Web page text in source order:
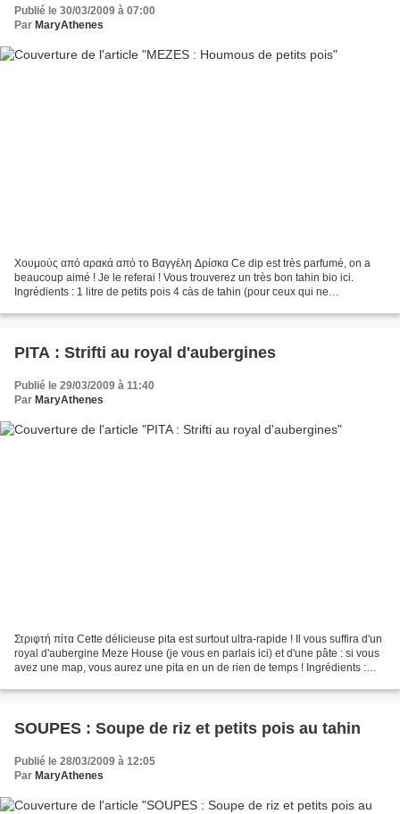
Publié le 30/03/2009 à 07:00
Par MaryAthenes
Χουμούς από αρακά από το Βαγγέλη Δρίσκα Ce dip est très parfumé, on a
beaucoup aimé ! Je le referai ! Vous trouverez un très bon tahin bio ici.
Ingrédients : 1 litre de petits pois 4 càs de tahin (pour ceux qui ne
PITA : Strifti au royal d'aubergines
Publié le 29/03/2009 à 11:40
Par MaryAthenes
Στριφτή πίτα Cette délicieuse pita est surtout ultra-rapide ! Il vous suffira d'un
royal d'aubergine Meze House (je vous en parlais ici) et d'une pâte : si vous
avez une map, vous aurez une pita en un de rien de temps ! Ingrédients :
SOUPES : Soupe de riz et petits pois au tahin
Publié le 28/03/2009 à 12:05
Par MaryAthenes